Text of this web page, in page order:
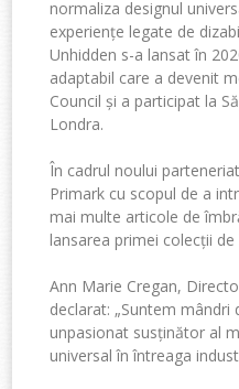
normaliza designul
experiențe legate de
Unhidden s-a lansat în
adaptabil care a devenit
Council și a participat la
Londra.
În cadrul noului parteneriat
Primark cu scopul de a
mai multe articole de
lansarea primei colecții
Ann Marie Cregan, D
declarat: „Suntem mândri
unpasionat susținător al
universal în întreaga